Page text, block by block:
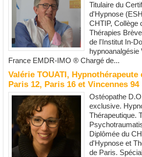
Titulaire du
d'Hypnose
CHTIP, Collège
Thérapies
de l'Institut In-
hypnoanalgésie
France EMDR-IMO ® Chargé de...
Valérie TOUATI, Hypnothérapeute
Paris 12, Paris 16 et Vincennes 94
Ostéopathe
exclusive.
Thérapeutique.
Diplômée du
d'Hypnose et
de Paris.